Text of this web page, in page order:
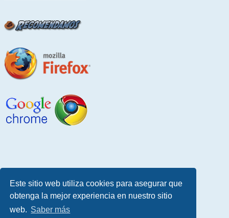
Este sitio web utiliza cookies para asegurar que
obtenga la mejor experiencia en nuestro sitio
web. Saber más